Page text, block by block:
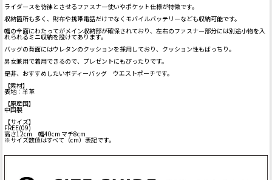
ライダースを彷彿とさせるファスナー使いやポケット仕様が特徴です。
収納箇所も多く、財布や携帯電話だけでなくモバイルバッテリーなども収納可能です。
幅の全面にわたってがメイン収納部が確保されており、左右のファスナー部分には別途小物を入
れられるミニ収納を設けてあります。
バッグの背面にはウレタンのクッションを採用しており、クッション性もばっちり。
男女兼用で着用できるので、プレゼントにもぴったりです。
是非、おすすめしたいボディーバッグ ウエストポーチです。
【素材】
表地：羊革
【原産国】
中国製
【サイズ】
FREE(09)
高さ12cm 幅40cm マチ8cm
※サイズ数値はすべて（cm）表記です。